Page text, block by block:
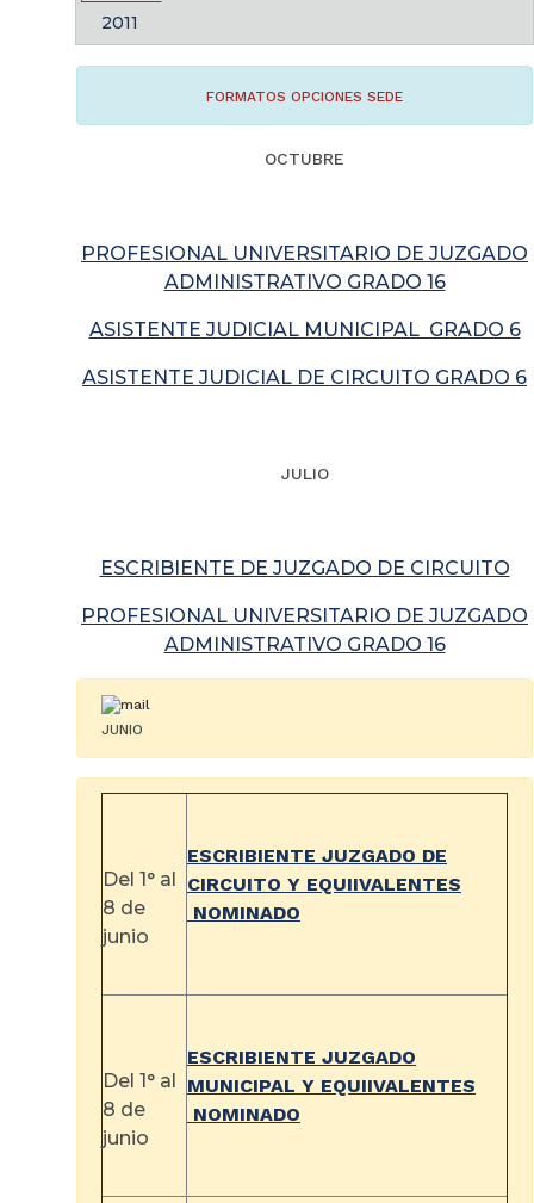
2011
FORMATOS OPCIONES SEDE
OCTUBRE
PROFESIONAL UNIVERSITARIO DE JUZGADO
ADMINISTRATIVO GRADO 16
ASISTENTE JUDICIAL MUNICIPAL GRADO 6
ASISTENTE JUDICIAL DE CIRCUITO GRADO 6
JULIO
ESCRIBIENTE DE JUZGADO DE CIRCUITO
PROFESIONAL UNIVERSITARIO DE JUZGADO
ADMINISTRATIVO GRADO 16
JUNIO
Del 1° al
8 de
junio
ESCRIBIENTE JUZGADO DE
CIRCUITO Y EQUIIVALENTES
NOMINADO
Del 1° al
8 de
junio
ESCRIBIENTE JUZGADO
MUNICIPAL Y EQUIIVALENTES
NOMINADO